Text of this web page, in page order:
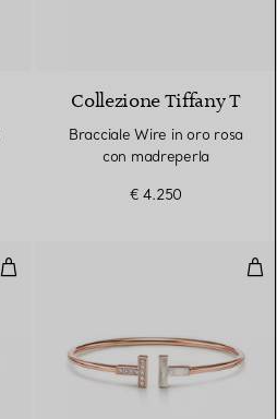
Collezione Tiffany T
Bracciale Wire in oro rosa
con madreperla
€ 4.250
Bracciale Wire in oro giallo con